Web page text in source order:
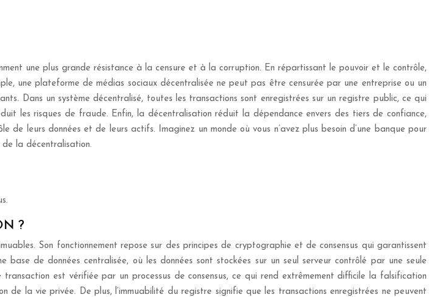
une plus grande résistance à la censure et à la corruption. En répartissant le pouvoir et le contrôle,
une plateforme de médias sociaux décentralisée ne peut pas être censurée par une entreprise ou un
Dans un système décentralisé, toutes les transactions sont enregistrées sur un registre public, ce qui
les risques de fraude. Enfin, la décentralisation réduit la dépendance envers des tiers de confiance,
leurs données et de leurs actifs. Imaginez un monde où vous n’avez plus besoin d’une banque pour
de la décentralisation.
?
Son fonctionnement repose sur des principes de cryptographie et de consensus qui garantissent
de données centralisée, où les données sont stockées sur un seul serveur contrôlé par une seule
est vérifiée par un processus de consensus, ce qui rend extrêmement difficile la falsification
la vie privée. De plus, l’immuabilité du registre signifie que les transactions enregistrées ne peuvent